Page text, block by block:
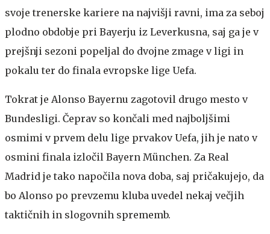
svoje trenerske kariere na najvišji ravni, ima za seboj
plodno obdobje pri Bayerju iz Leverkusna, saj ga je v
prejšnji sezoni popeljal do dvojne zmage v ligi in
pokalu ter do finala evropske lige Uefa.
Tokrat je Alonso Bayernu zagotovil drugo mesto v
Bundesligi. Čeprav so končali med najboljšimi
osmimi v prvem delu lige prvakov Uefa, jih je nato v
osmini finala izločil Bayern München. Za Real
Madrid je tako napočila nova doba, saj pričakujejo, da
bo Alonso po prevzemu kluba uvedel nekaj večjih
taktičnih in slogovnih sprememb.